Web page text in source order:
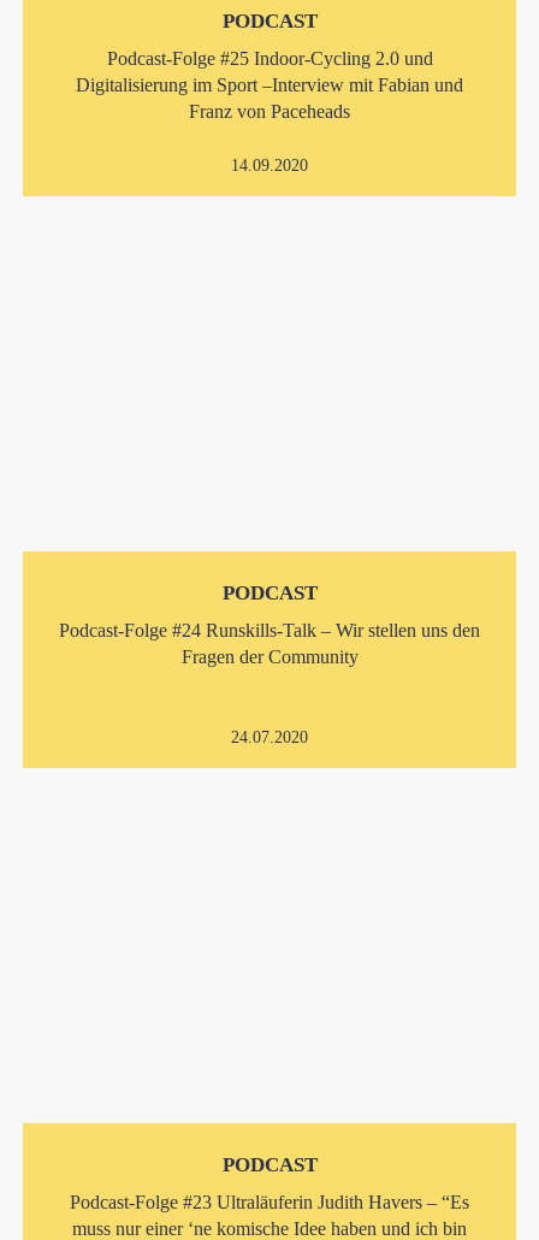
PODCAST
Podcast-Folge #25 Indoor-Cycling 2.0 und
Digitalisierung im Sport –Interview mit Fabian und
Franz von Paceheads
14.09.2020
PODCAST
Podcast-Folge #24 Runskills-Talk – Wir stellen uns den
Fragen der Community
24.07.2020
PODCAST
Podcast-Folge #23 Ultraläuferin Judith Havers – “Es
muss nur einer ‘ne komische Idee haben und ich bin